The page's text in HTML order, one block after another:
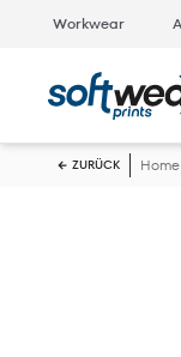
Workwear
ZURÜCK Home